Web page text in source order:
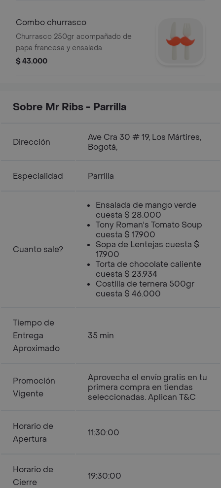
Combo churrasco
Churrasco 250gr acompañado de
papa francesa y ensalada.
$ 43.000
Sobre Mr Ribs - Parrilla
Dirección
Ave Cra 30 # 19, Los Mártires,
Bogotá,
Especialidad Parrilla
Cuanto sale?
Ensalada de mango verde
cuesta $ 28.000
Tony Roman's Tomato Soup
cuesta $ 17.900
Sopa de Lentejas cuesta $
17.900
Torta de chocolate caliente
cuesta $ 23.934
Costilla de ternera 500gr
cuesta $ 46.000
Tiempo de
Entrega
Aproximado
35 min
Promoción
Vigente
Aprovecha el envío gratis en tu
primera compra en tiendas
seleccionadas. Aplican T&C
Horario de
Apertura
11:30:00
Horario de
Cierre
19:30:00